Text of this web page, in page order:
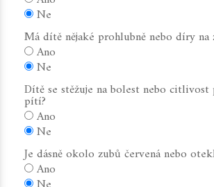
Ne
Má dítě nějaké prohlubně nebo díry na
Ano
Ne
Dítě se stěžuje na bolest nebo
pítí?
Ano
Ne
Je dásně okolo zubů červená nebo
Ano